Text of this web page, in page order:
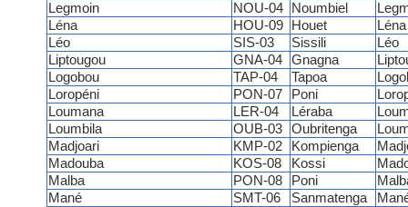
Legmoin
NOU-04 Noumbiel
Léna
HOU-09 Houet
Léna
Léo
SIS-03 Sissili
Léo
Liptougou
GNA-04 Gnagna
Logobou
TAP-04 Tapoa
Loropéni
PON-07 Poni
Loumana
LER-04 Léraba
Loumbila
OUB-03 Oubritenga
Madjoari
KMP-02 Kompienga
Madouba
KOS-08 Kossi
Malba
PON-08 Poni
Mané
SMT-06 Sanmatenga